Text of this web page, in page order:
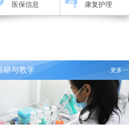
医保信息 康复护理
更多>>
研与教学